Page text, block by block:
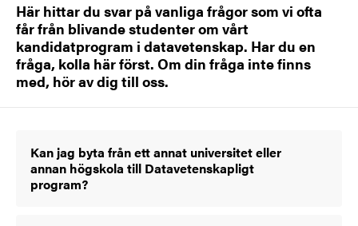
Här hittar du svar på vanliga frågor som vi ofta
får från blivande studenter om vårt
kandidatprogram i datavetenskap. Har du en
fråga, kolla här först. Om din fråga inte finns
med, hör av dig till oss.
Kan jag byta från ett annat universitet eller
annan högskola till Datavetenskapligt
program?